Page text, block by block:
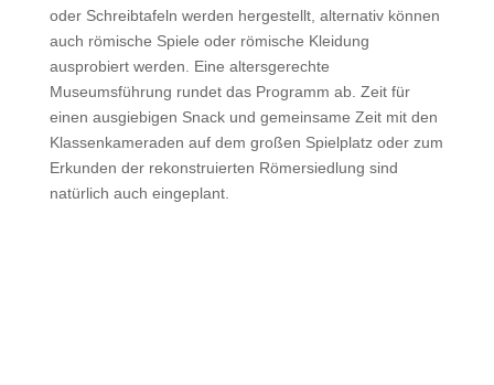
oder Schreibtafeln werden hergestellt, alternativ können
auch römische Spiele oder römische Kleidung
ausprobiert werden. Eine altersgerechte
Museumsführung rundet das Programm ab. Zeit für
einen ausgiebigen Snack und gemeinsame Zeit mit den
Klassenkameraden auf dem großen Spielplatz oder zum
Erkunden der rekonstruierten Römersiedlung sind
natürlich auch eingeplant.